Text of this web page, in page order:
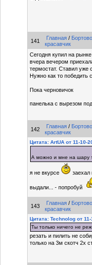
141 Главная /
красавчик
Сегодня купил на
вчера вечером
термостат. Ставил уже
Нужно как то победить
Пока черновичок
панелька с вырезом
142 Главная /
красавчик
Цитата: ArtUA от 11-10-
А можно и мне на шару
я не вкурсе заехал
выдали... - попробуй
143 Главная /
красавчик
Цитата: Technolog от
Ты только ничего не
резать и пилить не
только на 3м скотч 2х